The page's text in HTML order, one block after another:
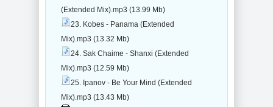
(Extended Mix).mp3 (13.99 Mb)
23. Kobes - Panama (Extended
Mix).mp3 (13.32 Mb)
24. Sak Chaime - Shanxi (Extended
Mix).mp3 (12.59 Mb)
25. Ipanov - Be Your Mind (Extended
Mix).mp3 (13.43 Mb)